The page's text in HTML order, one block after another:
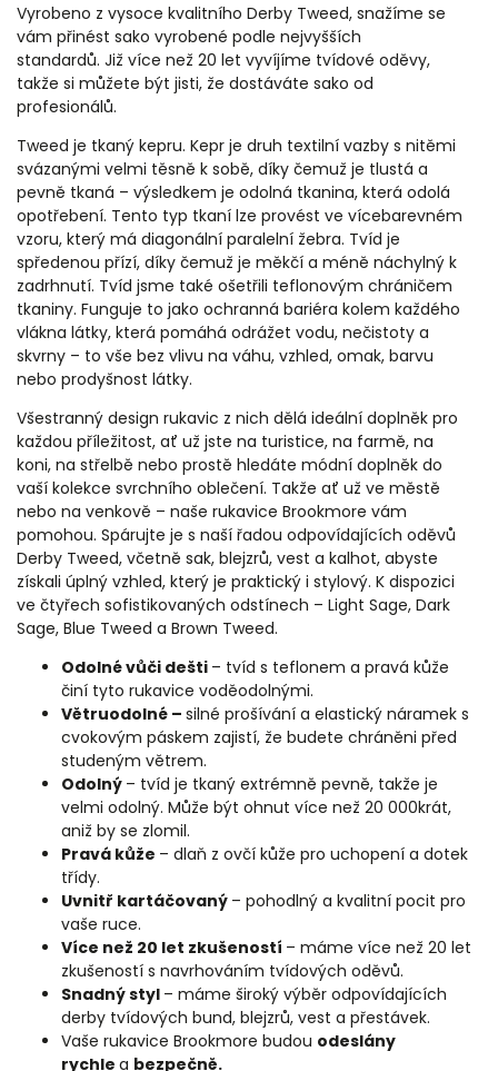
Vyrobeno z vysoce kvalitního Derby Tweed, snažíme se
vám přinést sako vyrobené podle nejvyšších
standardů. Již více než 20 let vyvíjíme tvídové oděvy,
takže si můžete být jisti, že dostáváte sako od
profesionálů.
Tweed je tkaný kepru. Kepr je druh textilní vazby s nitěmi
svázanými velmi těsně k sobě, díky čemuž je tlustá a
pevně tkaná – výsledkem je odolná tkanina, která odolá
opotřebení. Tento typ tkaní lze provést ve vícebarevném
vzoru, který má diagonální paralelní žebra. Tvíd je
spředenou přízí, díky čemuž je měkčí a méně náchylný k
zadrhnutí. Tvíd jsme také ošetřili teflonovým chráničem
tkaniny. Funguje to jako ochranná bariéra kolem každého
vlákna látky, která pomáhá odrážet vodu, nečistoty a
skvrny – to vše bez vlivu na váhu, vzhled, omak, barvu
nebo prodyšnost látky.
Všestranný design rukavic z nich dělá ideální doplněk pro
každou příležitost, ať už jste na turistice, na farmě, na
koni, na střelbě nebo prostě hledáte módní doplněk do
vaší kolekce svrchního oblečení. Takže ať už ve městě
nebo na venkově – naše rukavice Brookmore vám
pomohou. Spárujte je s naší řadou odpovídajících oděvů
Derby Tweed, včetně sak, blejzrů, vest a kalhot, abyste
získali úplný vzhled, který je praktický i stylový. K dispozici
ve čtyřech sofistikovaných odstínech – Light Sage, Dark
Sage, Blue Tweed a Brown Tweed.
Odolné vůči dešti – tvíd s teflonem a pravá kůže
činí tyto rukavice voděodolnými.
Větruodolné – silné prošívání a elastický náramek s
cvokovým páskem zajistí, že budete chráněni před
studeným větrem.
Odolný – tvíd je tkaný extrémně pevně, takže je
velmi odolný. Může být ohnut více než 20 000krát,
aniž by se zlomil.
Pravá kůže – dlaň z ovčí kůže pro uchopení a dotek
třídy.
Uvnitř kartáčovaný – pohodlný a kvalitní pocit pro
vaše ruce.
Více než 20 let zkušeností – máme více než 20 let
zkušeností s navrhováním tvídových oděvů.
Snadný styl – máme široký výběr odpovídajících
derby tvídových bund, blejzrů, vest a přestávek.
Vaše rukavice Brookmore budou odeslány
rychle a bezpečně.